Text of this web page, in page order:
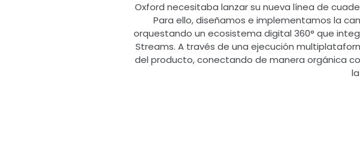
Oxford necesitaba lanzar su nueva línea de
Para ello, diseñamos e implementamos la
orquestando un ecosistema digital 360° que
Streams. A través de una ejecución
del producto, conectando de manera orgánica